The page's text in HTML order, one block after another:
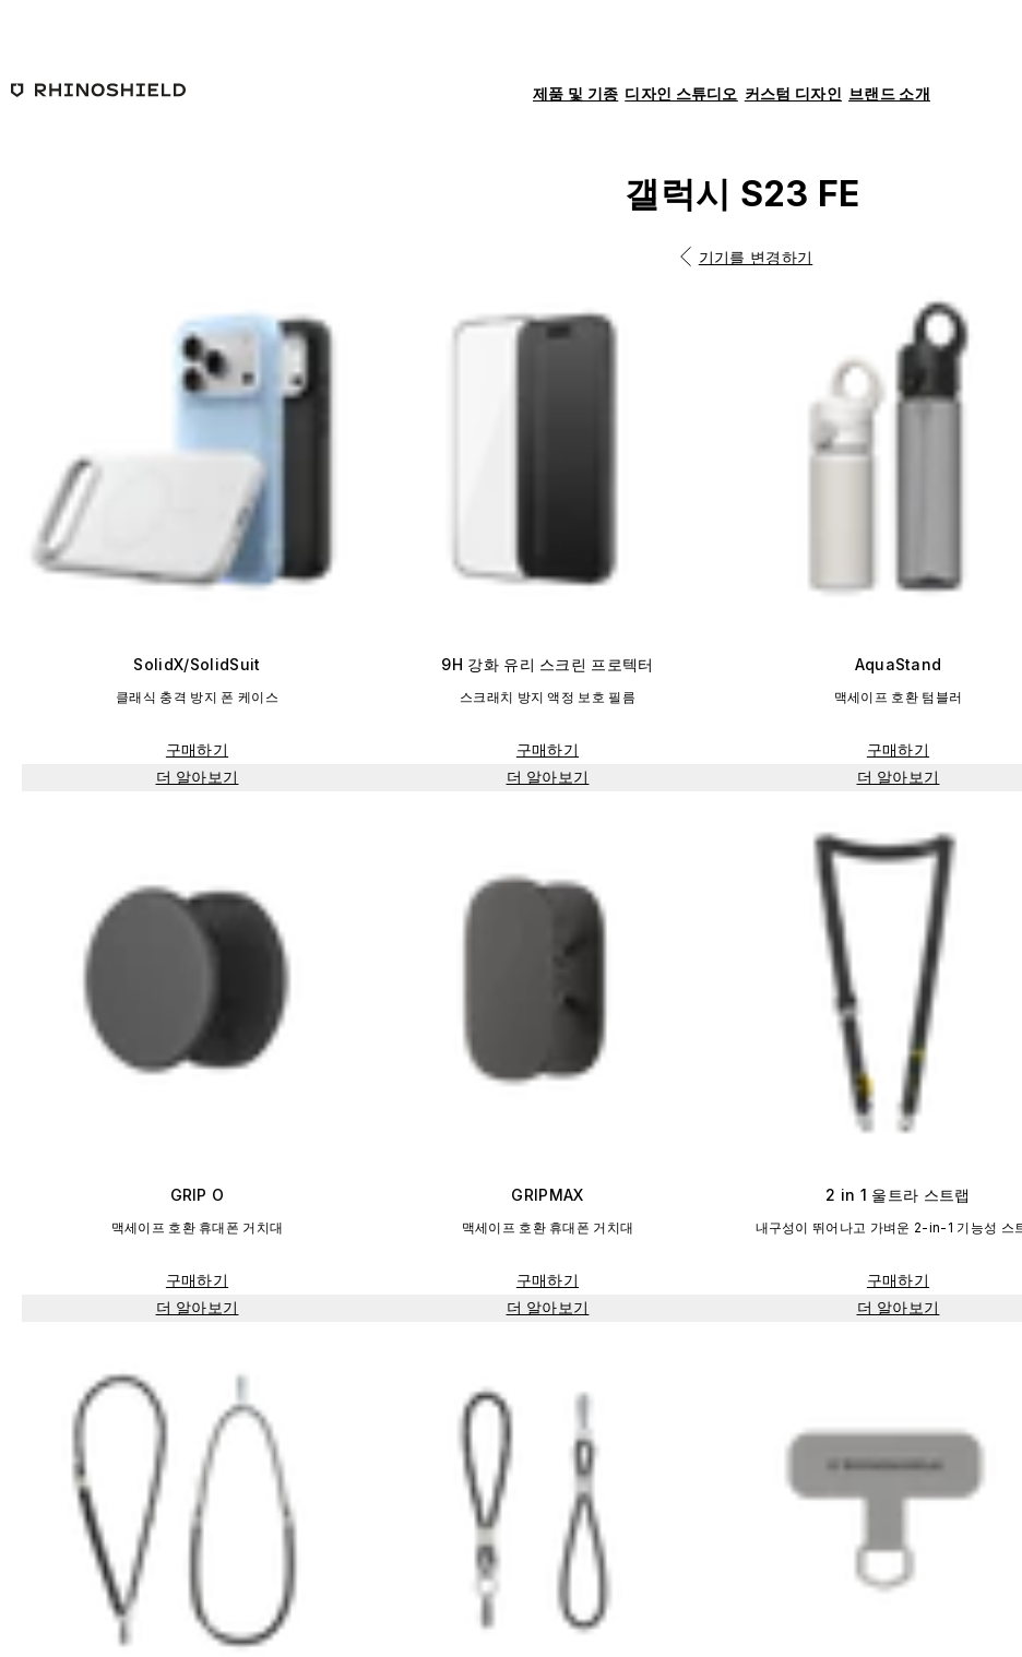
제품 및 기종 디자인 스튜디오 커스텀 디자인 브랜드 소개
갤럭시 S23 FE
기기를 변경하기
SolidX/SolidSuit
클래식 충격 방지 폰 케이스
구매하기
더 알아보기
9H 강화 유리 스크린 프로텍터
스크래치 방지 액정 보호 필름
구매하기
더 알아보기
AquaStand
맥세이프 호환 텀블러
구매하기
더 알아보기
GRIP O
맥세이프 호환 휴대폰 거치대
구매하기
더 알아보기
GRIPMAX
맥세이프 호환 휴대폰 거치대
구매하기
더 알아보기
2 in 1 울트라 스트랩
내구성이 뛰어나고 가벼운 2-in-1 기능성 스
구매하기
더 알아보기